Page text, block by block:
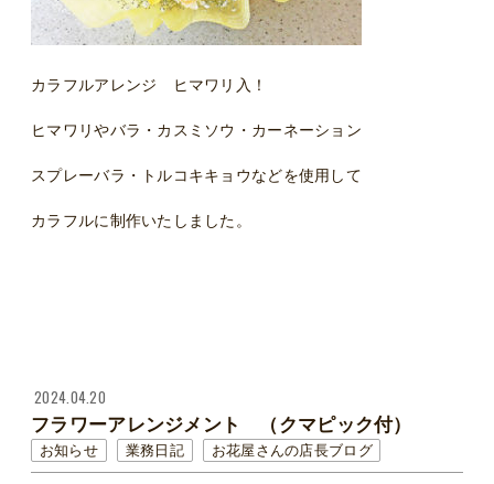
カラフルアレンジ ヒマワリ入！
ヒマワリやバラ・カスミソウ・カーネーション
スプレーバラ・トルコキキョウなどを使用して
カラフルに制作いたしました。
2024.04.20
フラワーアレンジメント （クマピック付）
お知らせ 業務日記 お花屋さんの店長ブログ